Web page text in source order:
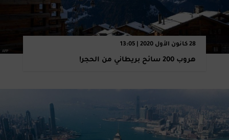
28 كانون الأول 2020 | 13:05
هروب 200 سائح بريطاني من الحجر!